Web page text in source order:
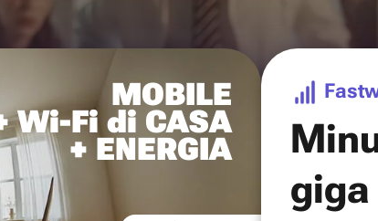
MOBILE
Wi-Fi di CASA
+ ENERGIA